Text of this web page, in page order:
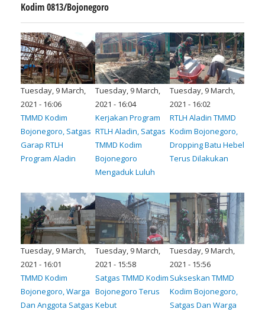
Kodim 0813/Bojonegoro
Tuesday, 9 March,
2021 - 16:06
TMMD Kodim
Bojonegoro, Satgas
Garap RTLH
Program Aladin
Tuesday, 9 March,
2021 - 16:04
Kerjakan Program
RTLH Aladin, Satgas
TMMD Kodim
Bojonegoro
Mengaduk Luluh
Tuesday, 9 March,
2021 - 16:02
RTLH Aladin TMMD
Kodim Bojonegoro,
Dropping Batu Hebel
Terus Dilakukan
Tuesday, 9 March,
2021 - 16:01
TMMD Kodim
Bojonegoro, Warga
Dan Anggota Satgas
Tuesday, 9 March,
2021 - 15:58
Satgas TMMD Kodim
Bojonegoro Terus
Kebut
Tuesday, 9 March,
2021 - 15:56
Sukseskan TMMD
Kodim Bojonegoro,
Satgas Dan Warga